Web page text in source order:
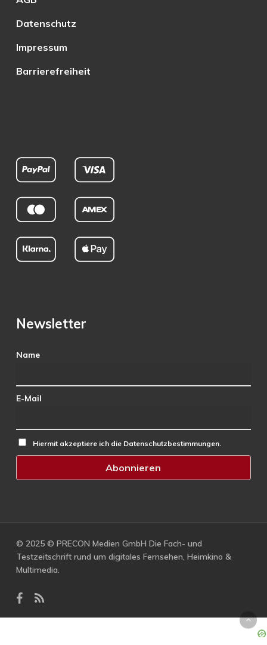
Datenschutz
Impressum
Barrierefreiheit
Newsletter
Name
E-Mail
Hiermit akzeptiere ich die Datenschutzbestimmungen.
© 2025 © PRECON Medien GmbH Die Fach- und
Testzeitschrift rund um digitales Fernsehen, Heimkino &
Multimedia.
facebook
RSS